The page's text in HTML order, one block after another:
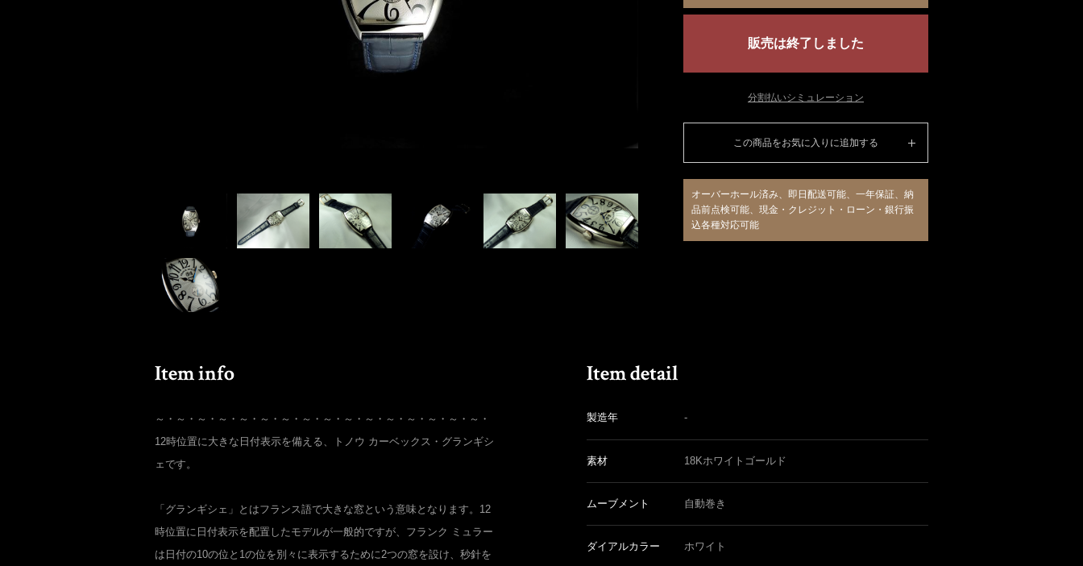
販売は終了しました
分割払いシミュレーション
この商品をお気に入りに追加する
オーバーホール済み、即日配送可能、一年保証、納
品前点検可能、現金・クレジット・ローン・銀行振
込各種対応可能
～・～・～・～・～・～・～・～・～・～・～・～・～・～・～・～・
12時位置に大きな日付表示を備える、トノウ カーベックス・グランギシ
ェです。
「グランギシェ」とはフランス語で大きな窓という意味となります。12
時位置に日付表示を配置したモデルが一般的ですが、フランク ミュラー
は日付の10の位と1の位を別々に表示するために2つの窓を設け、秒針を
製造年 -
素材 18Kホワイトゴールド
ムーブメント 自動巻き
ダイアルカラー ホワイト